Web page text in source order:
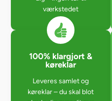
værkstedet
100% klargjort &
køreklar
Leveres samlet og
køreklar – du skal blot